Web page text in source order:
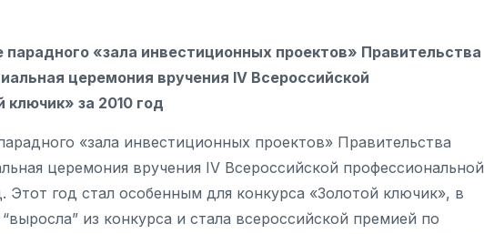
«зала инвестиционных проектов» Правительства
церемония вручения IV Всероссийской
за 2010 год
«зала инвестиционных проектов» Правительства
церемония вручения IV Всероссийской профессиональной
Этот год стал особенным для конкурса «Золотой ключик», в
из конкурса и стала всероссийской премией по